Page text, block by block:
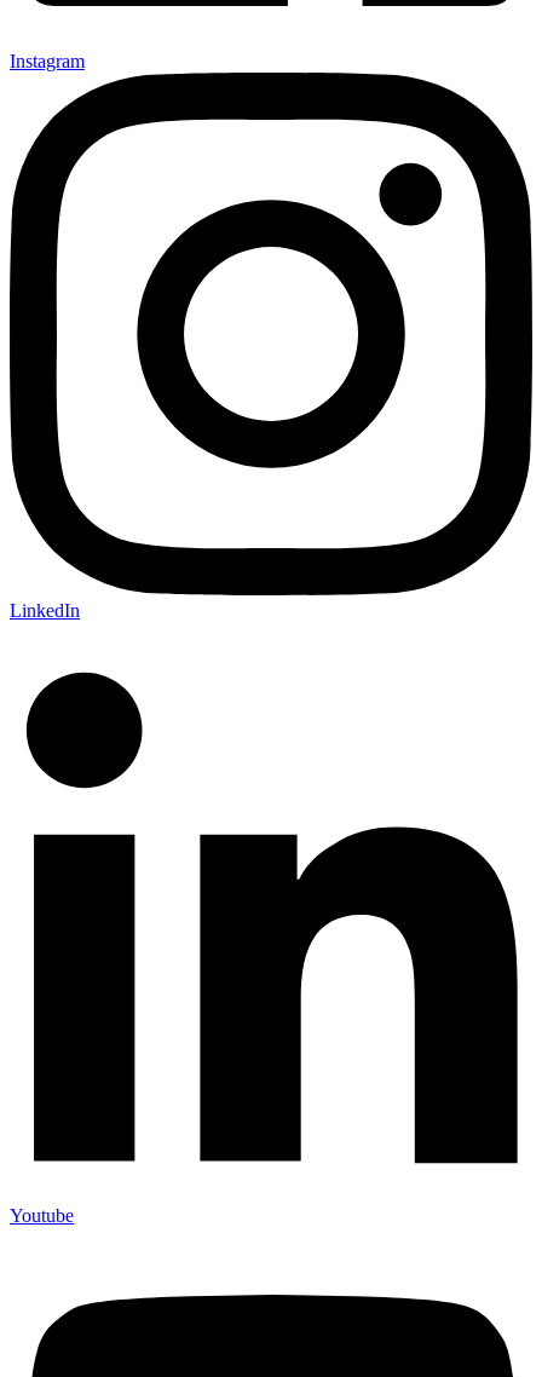
Instagram
LinkedIn
Youtube